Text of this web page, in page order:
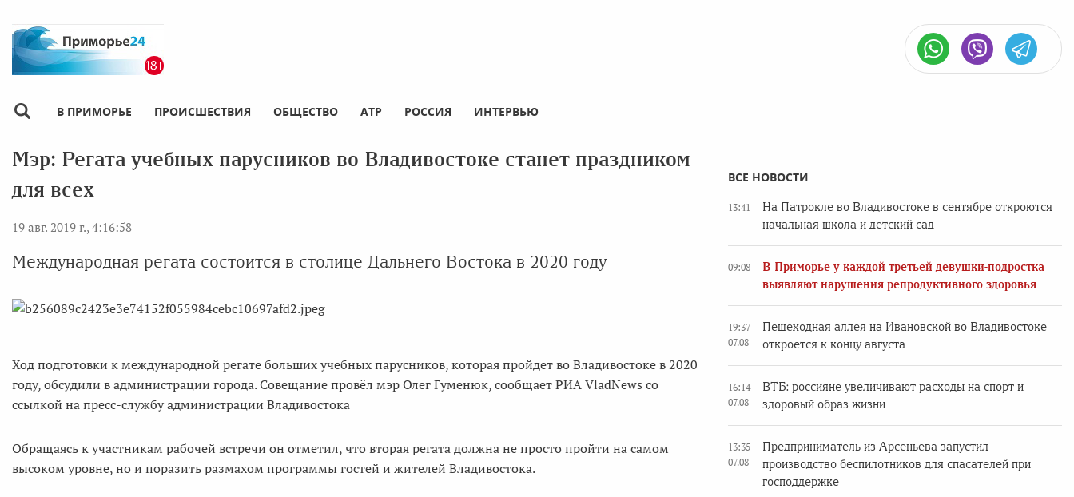
В ПРИМОРЬЕ ПРОИСШЕСТВИЯ ОБЩЕСТВО АТР РОССИЯ ИНТЕРВЬЮ
Мэр: Регата учебных парусников во Владивостоке станет праздником
для всех
19 авг. 2019 г., 4:16:58
Международная регата состоится в столице Дальнего Востока в 2020 году
Ход подготовки к международной регате больших учебных парусников, которая пройдет во Владивостоке в 2020
году, обсудили в администрации города. Совещание провёл мэр Олег Гуменюк, сообщает РИА VladNews со
ссылкой на пресс-службу администрации Владивостока
Обращаясь к участникам рабочей встречи он отметил, что вторая регата должна не просто пройти на самом
высоком уровне, но и поразить размахом программы гостей и жителей Владивостока.
ВСЕ НОВОСТИ
13:41
На Патрокле во Владивостоке в сентябре откроются
начальная школа и детский сад
09:08
В Приморье у каждой третьей девушки-подростка
выявляют нарушения репродуктивного здоровья
19:37
07.08
Пешеходная аллея на Ивановской во Владивостоке
откроется к концу августа
16:14
07.08
ВТБ: россияне увеличивают расходы на спорт и
здоровый образ жизни
13:35
07.08
Предприниматель из Арсеньева запустил
производство беспилотников для спасателей при
господдержке